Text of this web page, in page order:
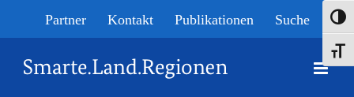
to
content
Partner Kontakt Publikationen Suche